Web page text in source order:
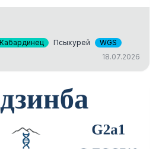
Кабардинец Псыхурей
WGS
18.07.2026